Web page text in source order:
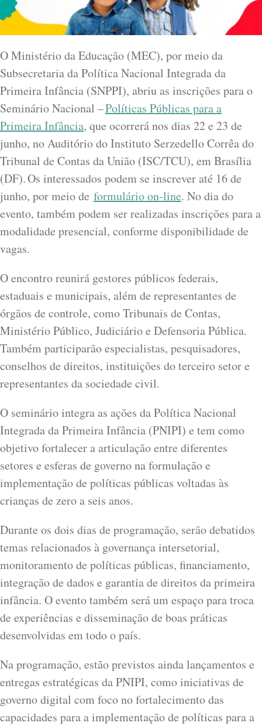
O Ministério da Educação (MEC), por meio da
Subsecretaria da Política Nacional Integrada da
Primeira Infância (SNPPI), abriu as inscrições para o
Seminário Nacional –Políticas Públicas para a
Primeira Infância, que ocorrerá nos dias 22 e 23 de
junho, no Auditório do Instituto Serzedello Corrêa do
Tribunal de Contas da União (ISC/TCU), em Brasília
(DF). Os interessados podem se inscrever até 16 de
junho, por meio de formulário on-line. No dia do
evento, também podem ser realizadas inscrições para a
modalidade presencial, conforme disponibilidade de
vagas.
O encontro reunirá gestores públicos federais,
estaduais e municipais, além de representantes de
órgãos de controle, como Tribunais de Contas,
Ministério Público, Judiciário e Defensoria Pública.
Também participarão especialistas, pesquisadores,
conselhos de direitos, instituições do terceiro setor e
representantes da sociedade civil.
O seminário integra as ações da Política Nacional
Integrada da Primeira Infância (PNIPI) e tem como
objetivo fortalecer a articulação entre diferentes
setores e esferas de governo na formulação e
implementação de políticas públicas voltadas às
crianças de zero a seis anos.
Durante os dois dias de programação, serão debatidos
temas relacionados à governança intersetorial,
monitoramento de políticas públicas, financiamento,
integração de dados e garantia de direitos da primeira
infância. O evento também será um espaço para troca
de experiências e disseminação de boas práticas
desenvolvidas em todo o país.
Na programação, estão previstos ainda lançamentos e
entregas estratégicas da PNIPI, como iniciativas de
governo digital com foco no fortalecimento das
capacidades para a implementação de políticas para a